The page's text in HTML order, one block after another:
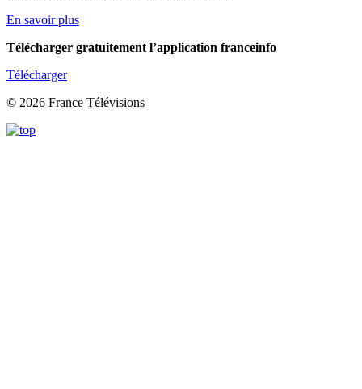
En savoir plus
Télécharger gratuitement l’application franceinfo
Télécharger
© 2026 France Télévisions